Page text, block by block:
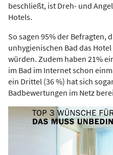
beschließt, ist Dreh- und
Hotels.
So sagen 95% der Befragten,
unhygienischen Bad das
würden. Zudem haben 21%
im Bad im Internet schon
ein Drittel (36 %) hat sich
Badbewertungen im Netz